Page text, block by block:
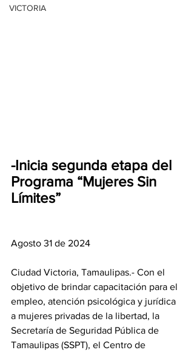
VICTORIA
-Inicia segunda etapa del
Programa “Mujeres Sin
Límites”
Agosto 31 de 2024
Ciudad Victoria, Tamaulipas.- Con el
objetivo de brindar capacitación para el
empleo, atención psicológica y jurídica
a mujeres privadas de la libertad, la
Secretaría de Seguridad Pública de
Tamaulipas (SSPT), el Centro de